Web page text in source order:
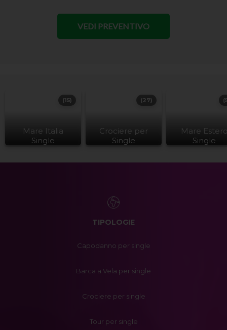
Mare Italia
Single
(15)
Crociere per
Single
(27)
Mare
Single
TIPOLOGIE
Capodanno per single
Barca a Vela per single
Crociere per single
Tour per single